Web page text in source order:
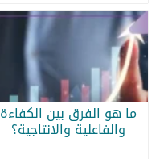
ما هو الفرق بين الكفاءة
والفاعلية والانتاجية؟